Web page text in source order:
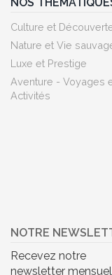
Culture et
Nature et Vie
Luxe et Prestige
Aventure - Voyages
Activités
NOTRE
Recevez notre
newsletter mensuel